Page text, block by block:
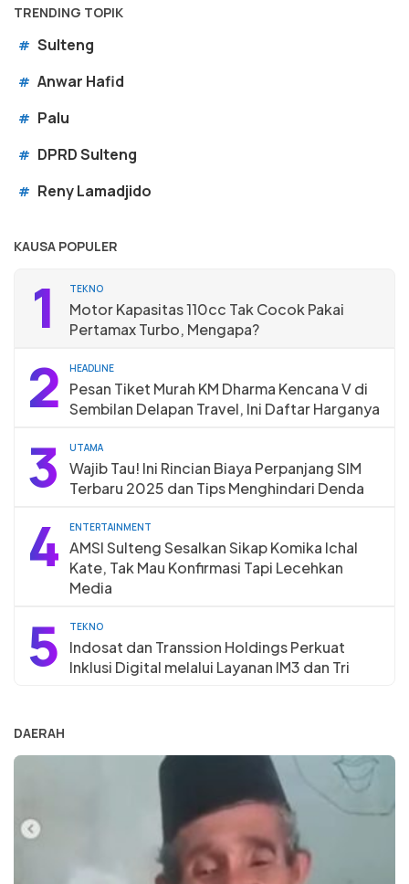
TRENDING TOPIK
# Sulteng
# Anwar Hafid
# Palu
# DPRD Sulteng
# Reny Lamadjido
KAUSA POPULER
1 TEKNO
Motor Kapasitas 110cc Tak Cocok Pakai
Pertamax Turbo, Mengapa?
2 HEADLINE
Pesan Tiket Murah KM Dharma Kencana V di
Sembilan Delapan Travel, Ini Daftar Harganya
3 UTAMA
Wajib Tau! Ini Rincian Biaya Perpanjang SIM
Terbaru 2025 dan Tips Menghindari Denda
4 ENTERTAINMENT
AMSI Sulteng Sesalkan Sikap Komika Ichal
Kate, Tak Mau Konfirmasi Tapi Lecehkan
Media
5 TEKNO
Indosat dan Transsion Holdings Perkuat
Inklusi Digital melalui Layanan IM3 dan Tri
DAERAH